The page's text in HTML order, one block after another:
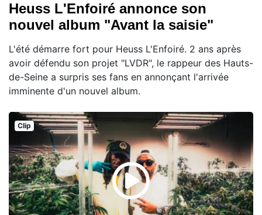
Heuss L'Enfoiré annonce son
nouvel album "Avant la saisie"
L'été démarre fort pour Heuss L'Enfoiré. 2 ans après
avoir défendu son projet "LVDR", le rappeur des Hauts-
de-Seine a surpris ses fans en annonçant l'arrivée
imminente d'un nouvel album.
Clip